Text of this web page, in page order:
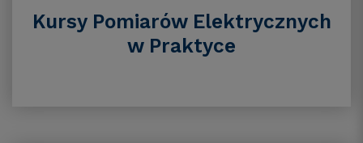
Kursy Pomiarów Elektrycznych
w Praktyce